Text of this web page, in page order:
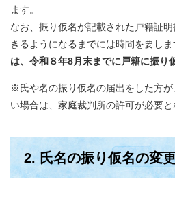
ます。
なお、振り仮名が記載された戸籍証
きるようになるまでには時間を要しま
は、令和８年8月末までに戸籍に振り
※氏や名の振り仮名の届出をした方
い場合は、家庭裁判所の許可が必要と
2. 氏名の振り仮名の変